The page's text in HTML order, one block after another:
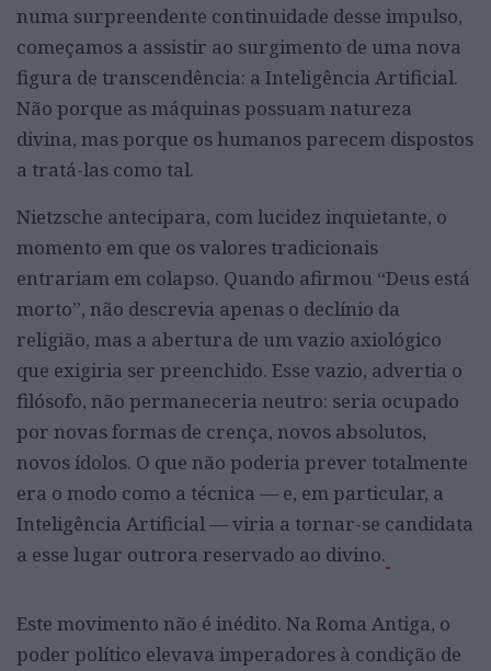
numa surpreendente continuidade desse impulso,
começamos a assistir ao surgimento de uma nova
figura de transcendência: a Inteligência Artificial.
Não porque as máquinas possuam natureza
divina, mas porque os humanos parecem dispostos
a tratá-las como tal.
Nietzsche antecipara, com lucidez inquietante, o
momento em que os valores tradicionais
entrariam em colapso. Quando afirmou “Deus está
morto”, não descrevia apenas o declínio da
religião, mas a abertura de um vazio axiológico
que exigiria ser preenchido. Esse vazio, advertia o
filósofo, não permaneceria neutro: seria ocupado
por novas formas de crença, novos absolutos,
novos ídolos. O que não poderia prever totalmente
era o modo como a técnica — e, em particular, a
Inteligência Artificial — viria a tornar-se candidata
a esse lugar outrora reservado ao divino.
Este movimento não é inédito. Na Roma Antiga, o
poder político elevava imperadores à condição de